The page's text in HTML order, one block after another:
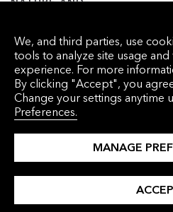
© 2025 Bloomberg Finance L.P. Todos
Cookie Preferences
We, and third parties, use
tools to analyze site usage
experience. For more
By clicking "Accept", you
Change your settings anytime
Preferences.
MANAGE